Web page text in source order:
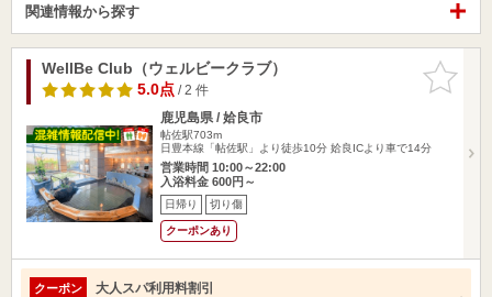
関連情報から探す
お気に入
りに追加
WellBe Club（ウェルビークラブ）
5.0点/ 2 件
鹿児島県 / 姶良市
帖佐駅703m
日豊本線「帖佐駅」より徒歩10分 姶良ICより車で14分
営業時間 10:00～22:00
入浴料金 600円～
日帰り 切り傷
クーポンあり
クーポン 大人スパ利用料割引